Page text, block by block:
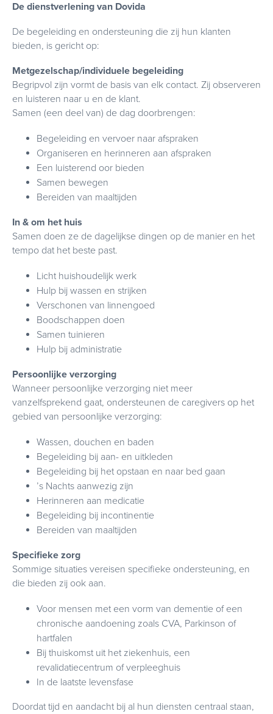
De dienstverlening van Dovida
De begeleiding en ondersteuning die zij hun klanten
bieden, is gericht op:
Metgezelschap/individuele begeleiding
Begripvol zijn vormt de basis van elk contact. Zij observeren
en luisteren naar u en de klant.
Samen (een deel van) de dag doorbrengen:
Begeleiding en vervoer naar afspraken
Organiseren en herinneren aan afspraken
Een luisterend oor bieden
Samen bewegen
Bereiden van maaltijden
In & om het huis
Samen doen ze de dagelijkse dingen op de manier en het
tempo dat het beste past.
Licht huishoudelijk werk
Hulp bij wassen en strijken
Verschonen van linnengoed
Boodschappen doen
Samen tuinieren
Hulp bij administratie
Persoonlijke verzorging
Wanneer persoonlijke verzorging niet meer
vanzelfsprekend gaat, ondersteunen de caregivers op het
gebied van persoonlijke verzorging:
Wassen, douchen en baden
Begeleiding bij aan- en uitkleden
Begeleiding bij het opstaan en naar bed gaan
’s Nachts aanwezig zijn
Herinneren aan medicatie
Begeleiding bij incontinentie
Bereiden van maaltijden
Specifieke zorg
Sommige situaties vereisen specifieke ondersteuning, en
die bieden zij ook aan.
Voor mensen met een vorm van dementie of een
chronische aandoening zoals CVA, Parkinson of
hartfalen
Bij thuiskomst uit het ziekenhuis, een
revalidatiecentrum of verpleeghuis
In de laatste levensfase
Doordat tijd en aandacht bij al hun diensten centraal staan,